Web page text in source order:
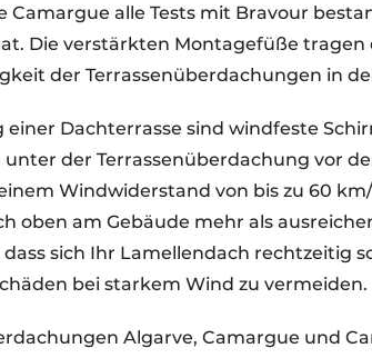
Camargue alle Tests mit Bravour
Die verstärkten Montagefüße tragen
der Terrassenüberdachungen in
einer Dachterrasse sind windfeste
der Terrassenüberdachung vor
Windwiderstand von bis zu 60
oben am Gebäude mehr als
sich Ihr Lamellendach rechtzeitig
bei starkem Wind zu vermeiden.
Algarve, Camargue und